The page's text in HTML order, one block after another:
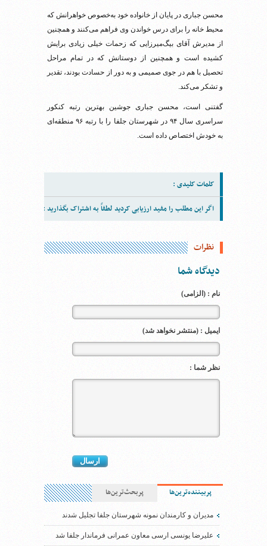
محسن جباری در پایان از خانواده خود به‌خصوص خواهرانش که
محیط خانه را برای درس خواندن وی فراهم می‌کنند و همچنین
از مدیرش آقای بیگ‌میرزایی که زحمات خیلی زیادی برایش
کشیده است و همچنین از دوستانش که در تمام مراحل
تحصیل با هم در جوی صمیمی و به دور از حسادت بودند، تقدیر
و تشکر می‌کند.
گفتنی است، محسن جباری جوشین بهترین رتبه کنکور
سراسری سال ۹۴ در شهرستان جلفا را با رتبه ۹۶ منطقه‌ای
به خودش اختصاص داده است.
کلمات کلیدی :
اگر این مطلب را مفید ارزیابی کردید لطفاً به اشتراک بگذارید :
نظرات
دیدگاه شما
نام : (الزامی)
ایمیل : (منتشر نخواهد شد)
نظر شما :
پربیننده‌ترین‌ها پربحث‌ترین‌ها
مدیران و کارمندان نمونه شهرستان جلفا تجلیل شدند
علیرضا یونسی ارسی معاون عمرانی فرماندار جلفا شد